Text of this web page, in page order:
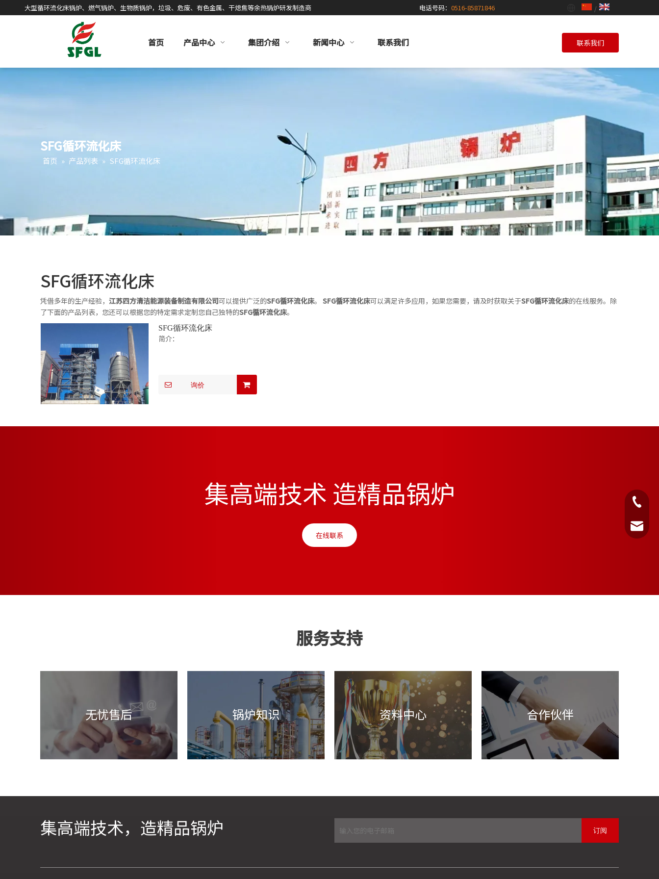
大型循环流化床锅炉、燃气锅炉、生物质锅炉，垃圾、危废、有色金属、干熄焦等余热锅炉研发制造商 电话号码：0516-85871846 /
首页 产品中心 集团介绍 新闻中心 联系我们 联系我们
SFG循环流化床
首页 » 产品列表 » SFG循环流化床
SFG循环流化床
凭借多年的生产经验， 江苏四方清洁能源装备制造有限公司可以提供广泛的SFG循环流化床。 SFG循环流化床可以满足许多应用，如果您需要，请及时获取关于SFG循环流化床的在线服务。除
了下面的产品列表，您还可以根据您的特定需求定制您自己独特的SFG循环流化床。
SFG循环流化床
简介：
询价
集高端技术 造精品锅炉
在线联系
服务支持
无忧售后 锅炉知识 资料中心 合作伙伴
集高端技术，造精品锅炉 订阅
0516-